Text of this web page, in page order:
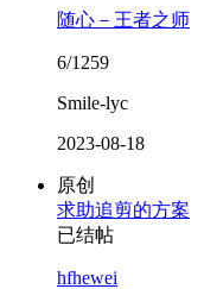
随心－王者之师
6/1259
Smile-lyc
2023-08-18
原创
求助追剪的方案
已结帖
hfhewei